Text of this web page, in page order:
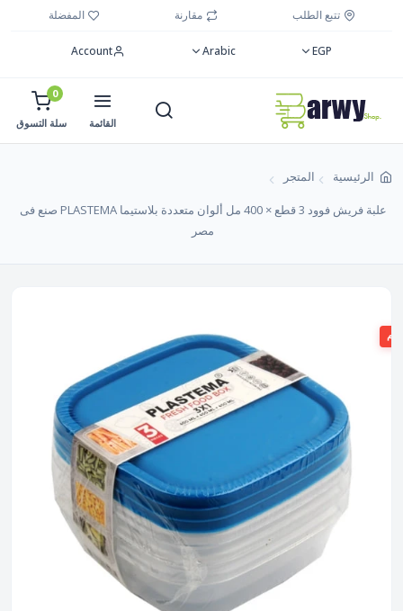
تتبع الطلب مقارنة المفضلة
EGP
Arabic
Account
القائمة
0
سلة التسوق
الرئيسية المتجر
علبة فريش فوود 3 قطع × 400 مل ألوان متعددة بلاستيما PLASTEMA صنع فى
مصر